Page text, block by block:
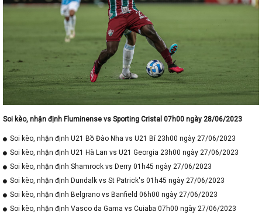
Soi kèo, nhận định Fluminense vs Sporting Cristal 07h00 ngày 28/06/2023
Soi kèo, nhận định U21 Bồ Đào Nha vs U21 Bỉ 23h00 ngày 27/06/2023
Soi kèo, nhận định U21 Hà Lan vs U21 Georgia 23h00 ngày 27/06/2023
Soi kèo, nhận định Shamrock vs Derry 01h45 ngày 27/06/2023
Soi kèo, nhận định Dundalk vs St Patrick's 01h45 ngày 27/06/2023
Soi kèo, nhận định Belgrano vs Banfield 06h00 ngày 27/06/2023
Soi kèo, nhận định Vasco da Gama vs Cuiaba 07h00 ngày 27/06/2023